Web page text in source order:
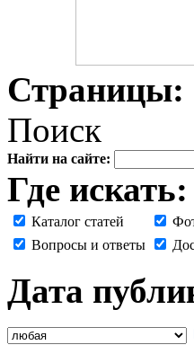
Страницы:
Поиск
Найти на сайте:
Где искать:
Каталог статей
Вопросы и ответы
Дата